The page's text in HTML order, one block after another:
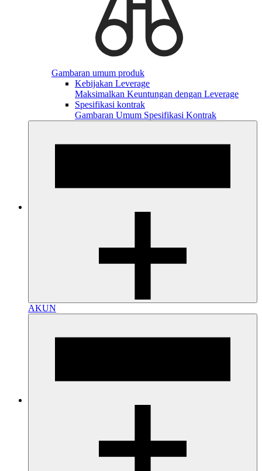
Gambaran umum produk
Kebijakan Leverage
Maksimalkan Keuntungan dengan Leverage
Spesifikasi kontrak
Gambaran Umum Spesifikasi Kontrak
AKUN